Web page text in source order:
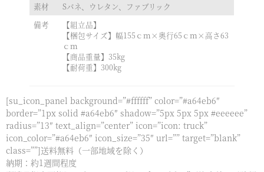
素材
Sバネ、ウレタン、ファブリック
備考
【組立品】
【梱包サイズ】幅155ｃｍ×奥行65ｃｍ×高さ63
ｃｍ
【商品重量】35kg
【耐荷重】300kg
[su_icon_panel background=”#ffffff” color=”#a64eb6″
border=”1px solid #a64eb6″ shadow=”5px 5px 5px #eeeeee”
radius=”13″ text_align=”center” icon=”icon: truck”
icon_color=”#a64eb6″ icon_size=”35″ url=”” target=”blank”
class=””]送料無料（一部地域を除く）
納期：約1週間程度